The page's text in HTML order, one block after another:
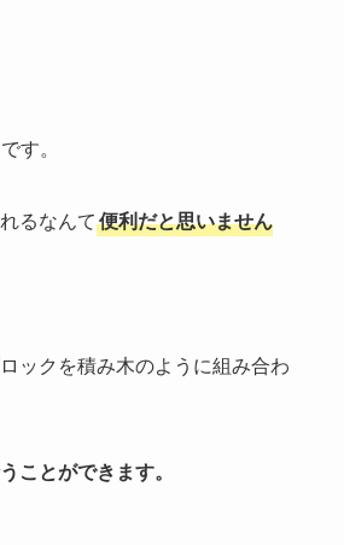
す。
るなんて便利だと思いません
ックを積み木のように組み合わ
ことができます。